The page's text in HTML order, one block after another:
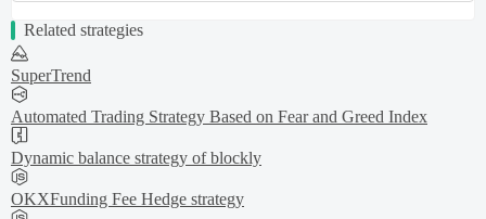
Related strategies
SuperTrend
Automated Trading Strategy Based on Fear and Greed Index
Dynamic balance strategy of blockly
OKXFunding Fee Hedge strategy